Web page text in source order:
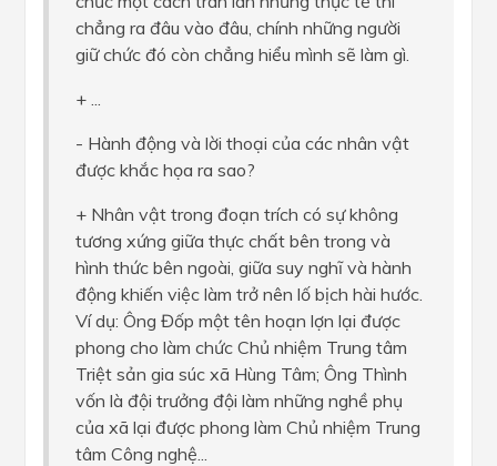
chẳng ra đâu vào đâu, chính những người
giữ chức đó còn chẳng hiểu mình sẽ làm gì.
+ ...
- Hành động và lời thoại của các nhân vật
được khắc họa ra sao?
+ Nhân vật trong đoạn trích có sự không
tương xứng giữa thực chất bên trong và
hình thức bên ngoài, giữa suy nghĩ và hành
động khiến việc làm trở nên lố bịch hài hước.
Ví dụ: Ông Đốp một tên hoạn lợn lại được
phong cho làm chức Chủ nhiệm Trung tâm
Triệt sản gia súc xã Hùng Tâm; Ông Thình
vốn là đội trưởng đội làm những nghề phụ
của xã lại được phong làm Chủ nhiệm Trung
tâm Công nghệ...